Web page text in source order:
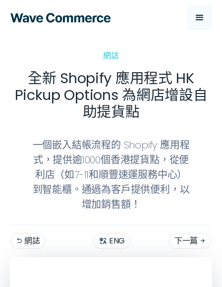
網誌
全新 Shopify 應用程式 HK
Pickup Options 為網店增設自
助提貨點
一個嵌入結帳流程的 Shopify 應用程
式，提供逾1000個香港提貨點，從便
利店（如7-11和順豐速運服務中心）
到智能櫃。通過為客戶提供便利，以
增加銷售額！
 網誌 ENG 下一篇 